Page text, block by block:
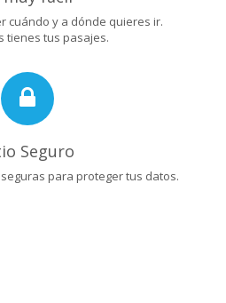
cuándo y a dónde quieres ir.
tienes tus pasajes.
Seguro
para proteger tus datos.